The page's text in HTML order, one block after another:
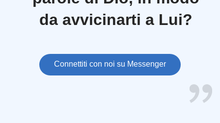
da avvicinarti a Lui?
Connettiti con noi su Messenger